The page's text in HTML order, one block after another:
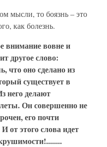
мысли, то боязнь – это
как болезнь.
внимание вовне и
другое слово:
что оно сделано из
существует в
него делают
Он совершенно не
его почти
от этого слова идет